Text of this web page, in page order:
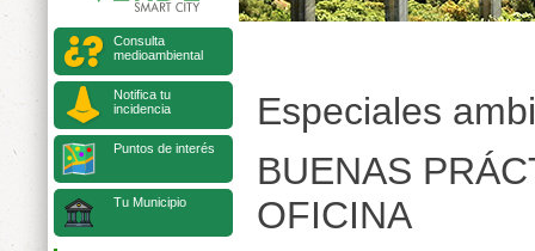
Consulta
medioambiental
Notifica tu
incidencia
Puntos de interés
Tu Municipio
Especiales
BUENAS
OFICINA